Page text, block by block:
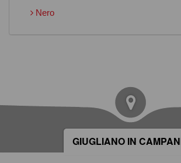
Nero
GIUGLIANO IN